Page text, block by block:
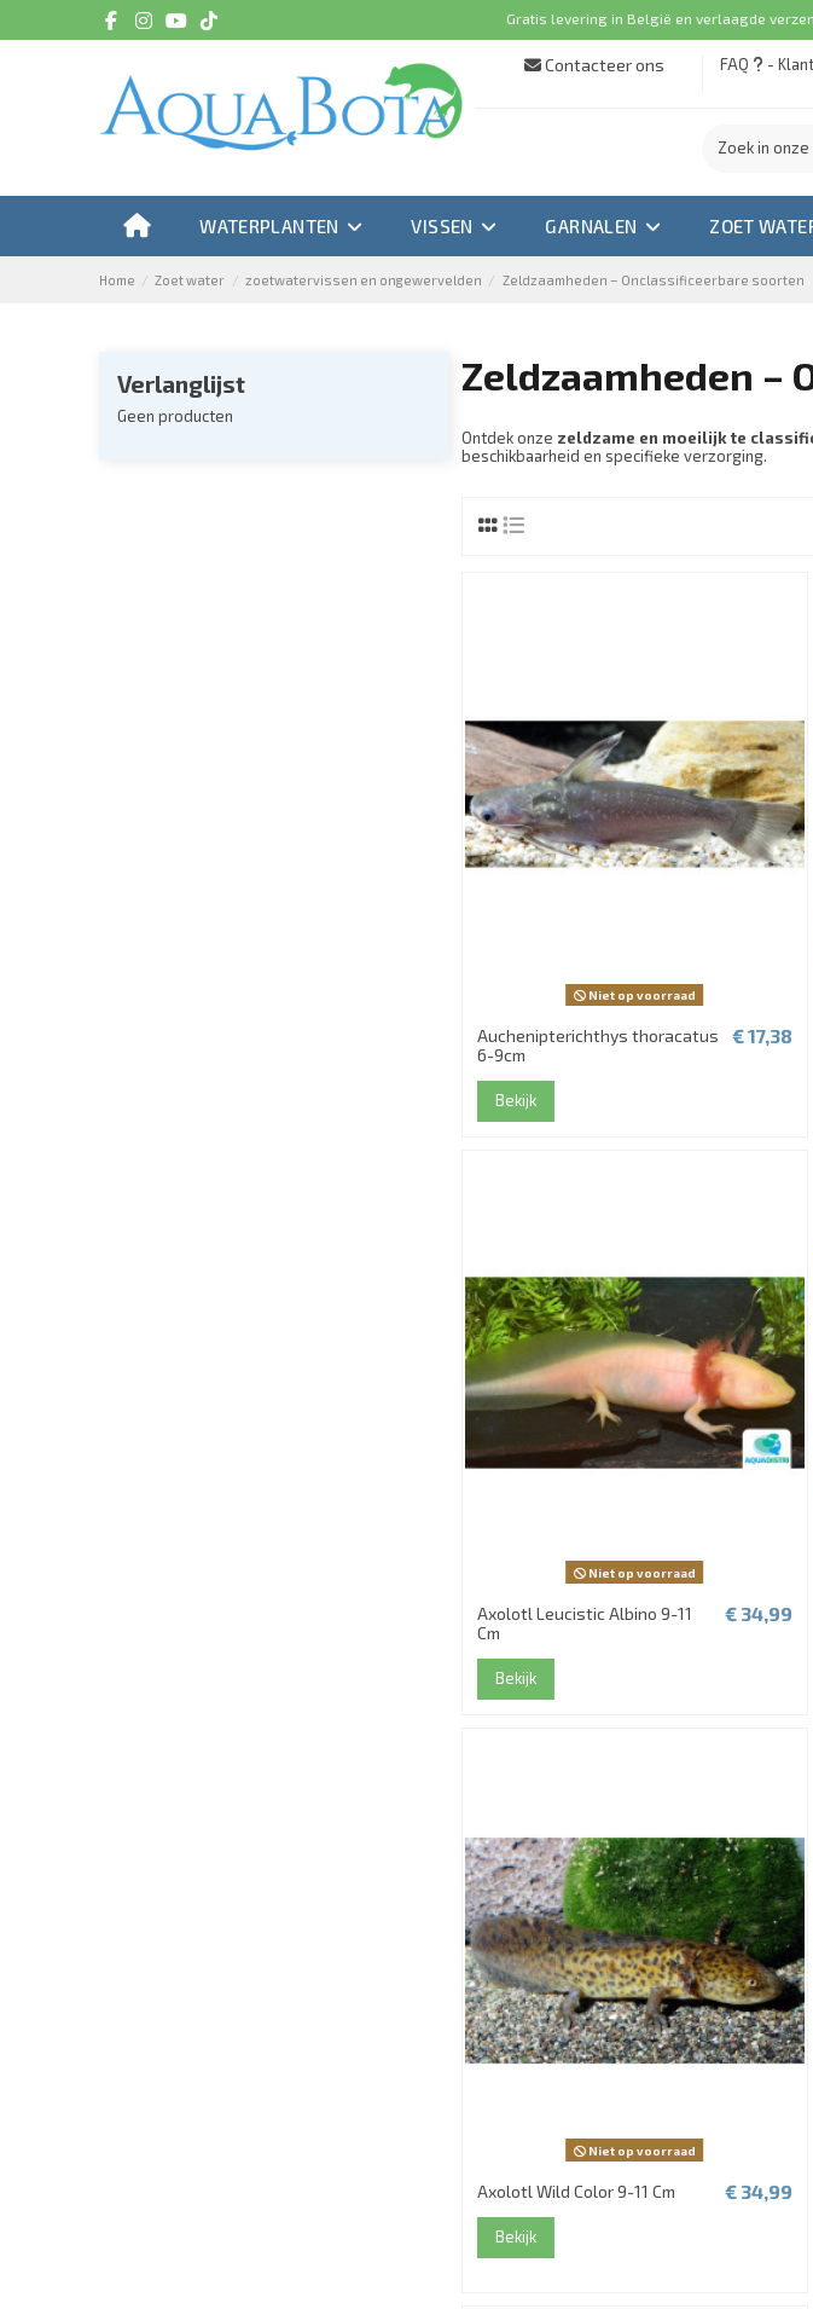
Gratis levering in België en verlaagde
Contacteer ons FAQ -
WATERPLANTEN VISSEN GARNALEN ZOET
Home Zoet water zoetwatervissen en ongewervelden Zeldzaamheden – Onclassificeerbare soorten
Zeldzaamheden –
Ontdek onze zeldzame en moeilijk te
beschikbaarheid en specifieke verzorging.
Niet op voorraad
Auchenipterichthys thoracatus
6-9cm
€ 17,38
Bekijk
Niet op voorraad
Axolotl Leucistic Albino 9-11
Cm
€ 34,99
Bekijk
Niet op voorraad
Axolotl Wild Color 9-11 Cm € 34,99
Bekijk
Verlanglijst
Geen producten